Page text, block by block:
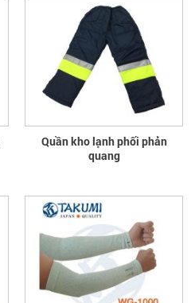
Quần kho lạnh phối phản
quang